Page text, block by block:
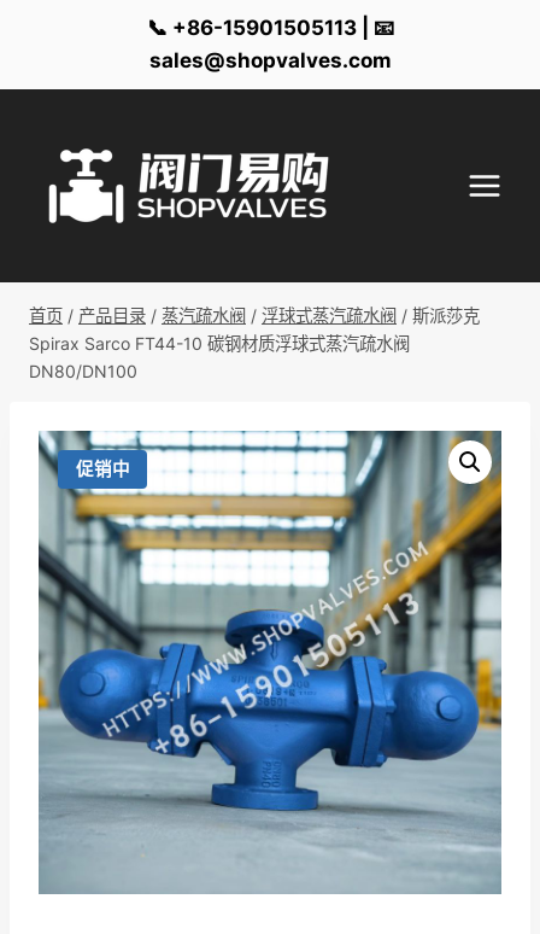
📞 +86-15901505113 | 📧
sales@shopvalves.com
首页 / 产品目录 / 蒸汽疏水阀 / 浮球式蒸汽疏水阀 / 斯派莎克
Spirax Sarco FT44-10 碳钢材质浮球式蒸汽疏水阀
DN80/DN100
促销中